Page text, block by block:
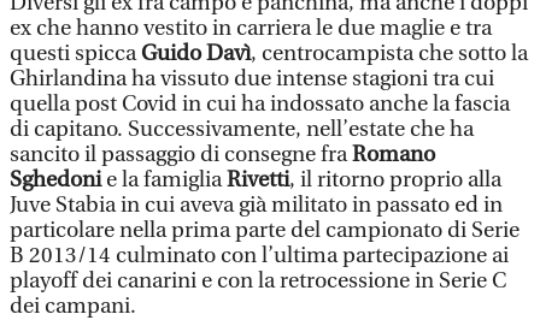
ex che hanno vestito in carriera le due maglie e tra
questi spiccaGuido Davì, centrocampista che sotto la
Ghirlandina ha vissuto due intense stagioni tra cui
quella post Covid in cui ha indossato anche la fascia
di capitano. Successivamente, nell’estate che ha
sancito il passaggio di consegne fraRomano
Sghedonie la famigliaRivetti, il ritorno proprio alla
Juve Stabia in cui aveva già militato in passato ed in
particolare nella prima parte del campionato di Serie
B 2013/14 culminato con l’ultima partecipazione ai
playoff dei canarini e con la retrocessione in Serie C
dei campani.